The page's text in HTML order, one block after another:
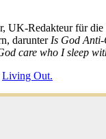
UK-Redakteur für die
darunterIs God
care who I sleep
Living Out.